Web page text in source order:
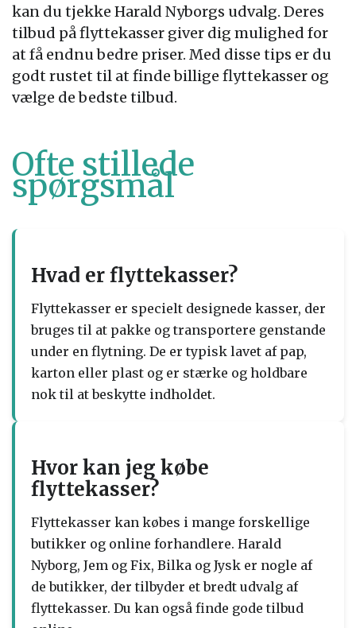
kan du tjekke Harald Nyborgs udvalg. Deres
tilbud på flyttekasser giver dig mulighed for
at få endnu bedre priser. Med disse tips er du
godt rustet til at finde billige flyttekasser og
vælge de bedste tilbud.
Ofte stillede
spørgsmål
Hvad er flyttekasser?
Flyttekasser er specielt designede kasser, der
bruges til at pakke og transportere genstande
under en flytning. De er typisk lavet af pap,
karton eller plast og er stærke og holdbare
nok til at beskytte indholdet.
Hvor kan jeg købe
flyttekasser?
Flyttekasser kan købes i mange forskellige
butikker og online forhandlere. Harald
Nyborg, Jem og Fix, Bilka og Jysk er nogle af
de butikker, der tilbyder et bredt udvalg af
flyttekasser. Du kan også finde gode tilbud